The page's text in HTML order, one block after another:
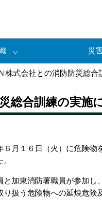
災
株式会社との消防防災総合
総合訓練の実施
月１６日（火）に危険物
加東消防署職員が参加し
扱う危険物への延焼危険